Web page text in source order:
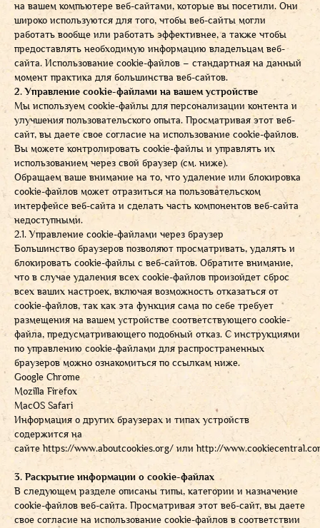
на вашем компьютере веб-сайтами, которые вы посетили. Они
широко используются для того, чтобы веб-сайты могли
работать вообще или работать эффективнее, а также чтобы
предоставлять необходимую информацию владельцам веб-
сайта. Использование cookie-файлов – стандартная на данный
момент практика для большинства веб-сайтов.
2. Управление cookie-файлами на вашем устройстве
Мы используем cookie-файлы для персонализации контента и
улучшения пользовательского опыта. Просматривая этот веб-
сайт, вы даете свое согласие на использование cookie-файлов.
Вы можете контролировать cookie-файлы и управлять их
использованием через свой браузер (см. ниже).
Обращаем ваше внимание на то, что удаление или блокировка
cookie-файлов может отразиться на пользовательском
интерфейсе веб-сайта и сделать часть компонентов веб-сайта
недоступными.
2.1. Управление cookie-файлами через браузер
Большинство браузеров позволяют просматривать, удалять и
блокировать cookie-файлы c веб-сайтов. Обратите внимание,
что в случае удаления всех cookie-файлов произойдет сброс
всех ваших настроек, включая возможность отказаться от
cookie-файлов, так как эта функция сама по себе требует
размещения на вашем устройстве соответствующего cookie-
файла, предусматривающего подобный отказ. С инструкциями
по управлению cookie-файлами для распространенных
браузеров можно ознакомиться по ссылкам ниже.
Google Chrome
Mozilla Firefox
MacOS Safari
Информация о других браузерах и типах устройств
содержится на
сайтеhttps://www.aboutcookies.org/ илиhttp://
3. Раскрытие информации о cookie-файлах
В следующем разделе описаны типы, категории и назначение
cookie-файлов веб-сайта. Просматривая этот веб-сайт, вы даете
свое согласие на использование cookie-файлов в соответствии